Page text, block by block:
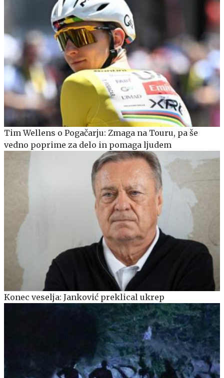
Tim Wellens o Pogačarju: Zmaga na Touru, pa še
vedno poprime za delo in pomaga ljudem
Konec veselja: Janković preklical ukrep